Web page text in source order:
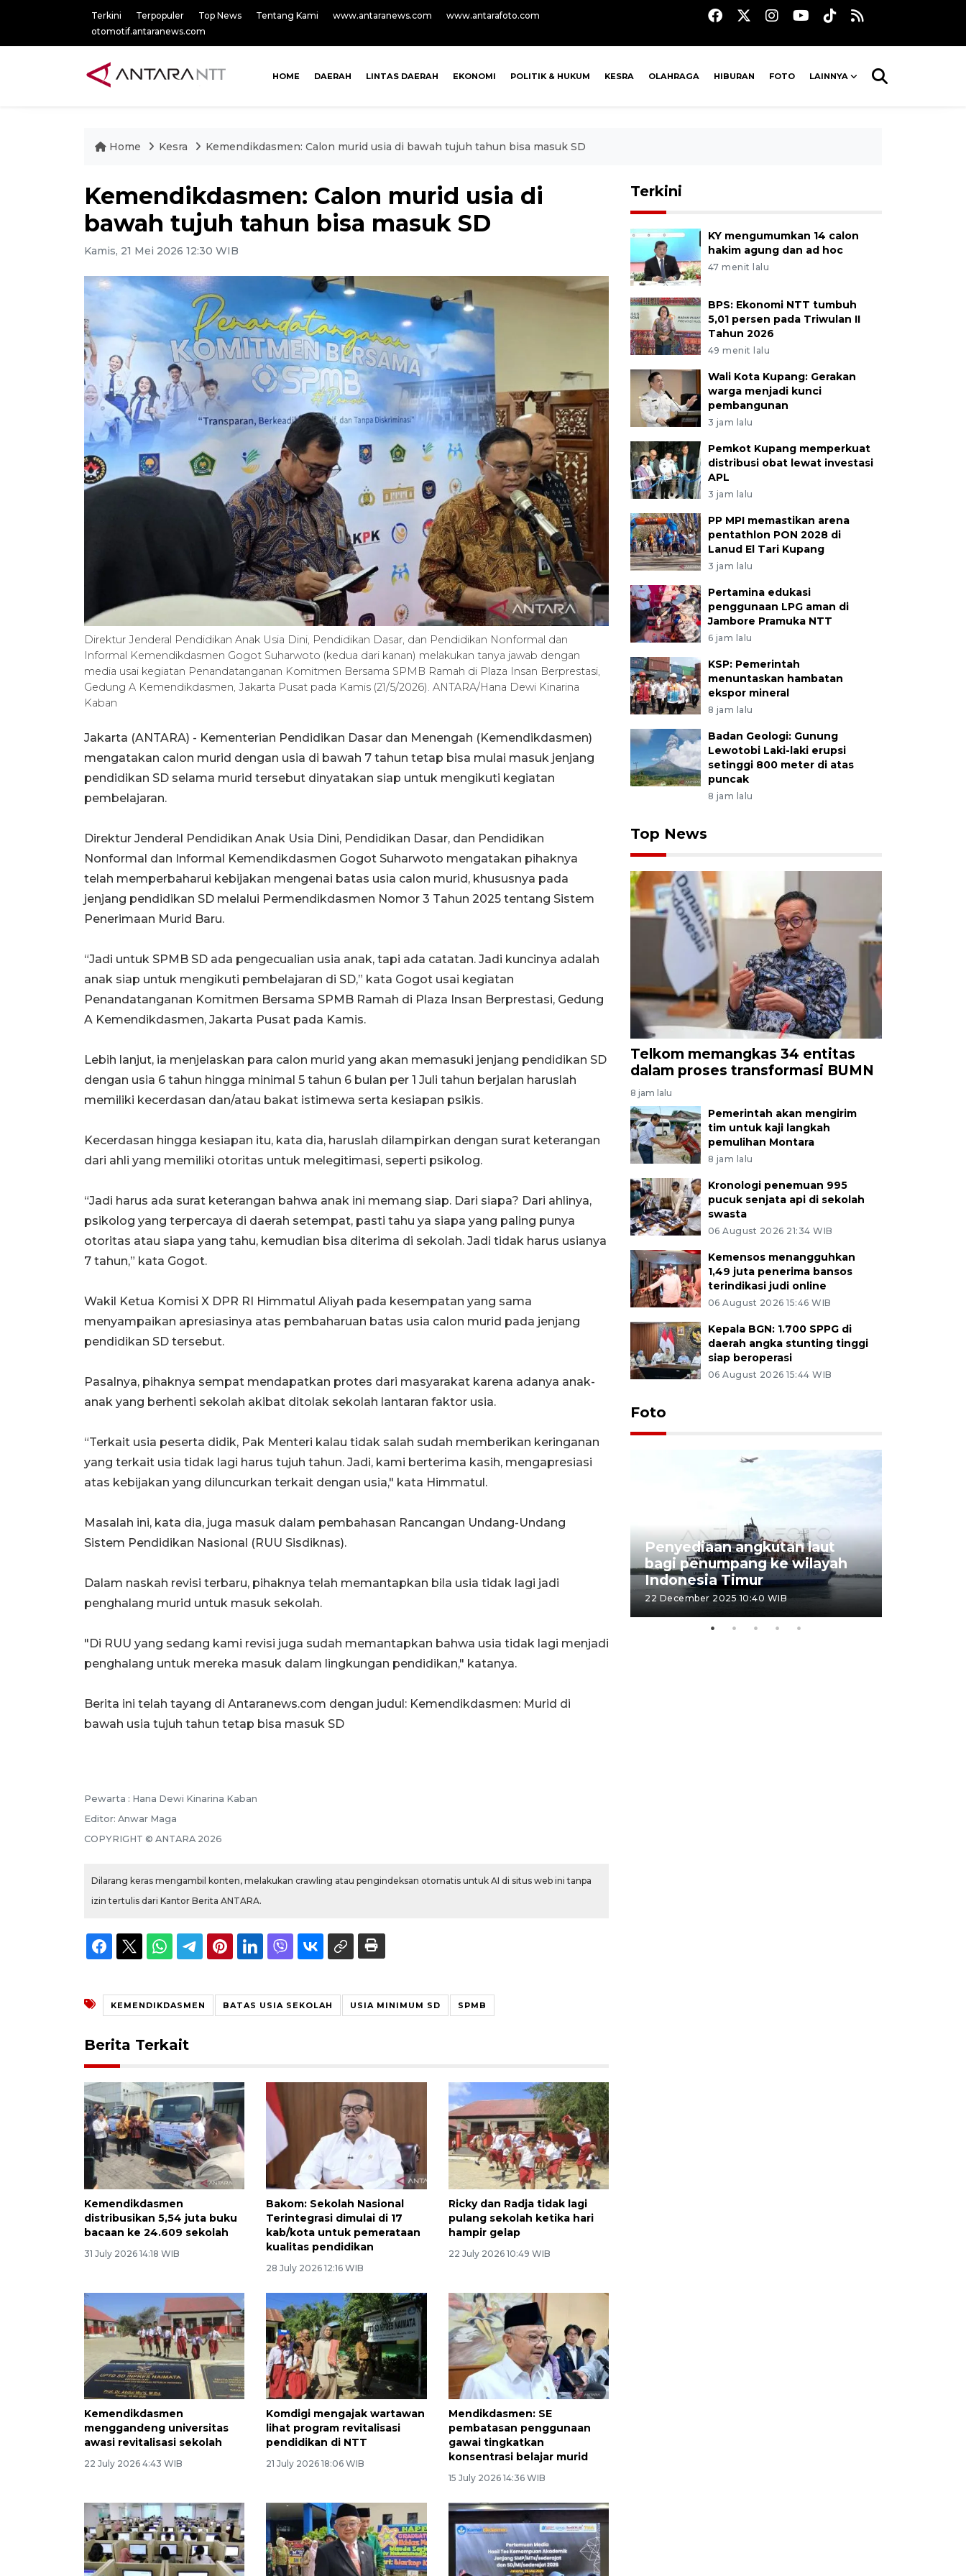
Terkini Terpopuler Top News Tentang Kami www.antaranews.com
www.antarafoto.com
otomotif.antaranews.com
HOME DAERAH LINTAS DAERAH EKONOMI POLITIK & HUKUM KESRA OLAHRAGA HIBURAN FOTO LAINNYA
Home Kesra Kemendikdasmen: Calon murid usia di bawah tujuh tahun bisa masuk SD
Kemendikdasmen: Calon murid usia di
bawah tujuh tahun bisa masuk SD
Kamis, 21 Mei 2026 12:30 WIB
Direktur Jenderal Pendidikan Anak Usia Dini, Pendidikan Dasar, dan Pendidikan Nonformal dan
Informal Kemendikdasmen Gogot Suharwoto (kedua dari kanan) melakukan tanya jawab dengan
media usai kegiatan Penandatanganan Komitmen Bersama SPMB Ramah di Plaza Insan Berprestasi,
Gedung A Kemendikdasmen, Jakarta Pusat pada Kamis (21/5/2026). ANTARA/Hana Dewi Kinarina
Kaban
Jakarta (ANTARA) - Kementerian Pendidikan Dasar dan Menengah (Kemendikdasmen)
mengatakan calon murid dengan usia di bawah 7 tahun tetap bisa mulai masuk jenjang
pendidikan SD selama murid tersebut dinyatakan siap untuk mengikuti kegiatan
pembelajaran.
Direktur Jenderal Pendidikan Anak Usia Dini, Pendidikan Dasar, dan Pendidikan
Nonformal dan Informal Kemendikdasmen Gogot Suharwoto mengatakan pihaknya
telah memperbaharui kebijakan mengenai batas usia calon murid, khususnya pada
jenjang pendidikan SD melalui Permendikdasmen Nomor 3 Tahun 2025 tentang Sistem
Penerimaan Murid Baru.
“Jadi untuk SPMB SD ada pengecualian usia anak, tapi ada catatan. Jadi kuncinya adalah
anak siap untuk mengikuti pembelajaran di SD,” kata Gogot usai kegiatan
Penandatanganan Komitmen Bersama SPMB Ramah di Plaza Insan Berprestasi, Gedung
A Kemendikdasmen, Jakarta Pusat pada Kamis.
Lebih lanjut, ia menjelaskan para calon murid yang akan memasuki jenjang pendidikan SD
dengan usia 6 tahun hingga minimal 5 tahun 6 bulan per 1 Juli tahun berjalan haruslah
memiliki kecerdasan dan/atau bakat istimewa serta kesiapan psikis.
Kecerdasan hingga kesiapan itu, kata dia, haruslah dilampirkan dengan surat keterangan
dari ahli yang memiliki otoritas untuk melegitimasi, seperti psikolog.
“Jadi harus ada surat keterangan bahwa anak ini memang siap. Dari siapa? Dari ahlinya,
psikolog yang terpercaya di daerah setempat, pasti tahu ya siapa yang paling punya
otoritas atau siapa yang tahu, kemudian bisa diterima di sekolah. Jadi tidak harus usianya
7 tahun,” kata Gogot.
Wakil Ketua Komisi X DPR RI Himmatul Aliyah pada kesempatan yang sama
menyampaikan apresiasinya atas pembaharuan batas usia calon murid pada jenjang
pendidikan SD tersebut.
Pasalnya, pihaknya sempat mendapatkan protes dari masyarakat karena adanya anak-
anak yang berhenti sekolah akibat ditolak sekolah lantaran faktor usia.
“Terkait usia peserta didik, Pak Menteri kalau tidak salah sudah memberikan keringanan
yang terkait usia tidak lagi harus tujuh tahun. Jadi, kami berterima kasih, mengapresiasi
atas kebijakan yang diluncurkan terkait dengan usia," kata Himmatul.
Masalah ini, kata dia, juga masuk dalam pembahasan Rancangan Undang-Undang
Sistem Pendidikan Nasional (RUU Sisdiknas).
Dalam naskah revisi terbaru, pihaknya telah memantapkan bila usia tidak lagi jadi
penghalang murid untuk masuk sekolah.
"Di RUU yang sedang kami revisi juga sudah memantapkan bahwa usia tidak lagi menjadi
penghalang untuk mereka masuk dalam lingkungan pendidikan," katanya.
Berita ini telah tayang di Antaranews.com dengan judul: Kemendikdasmen: Murid di
bawah usia tujuh tahun tetap bisa masuk SD
Pewarta : Hana Dewi Kinarina Kaban
Editor: Anwar Maga
COPYRIGHT © ANTARA 2026
Dilarang keras mengambil konten, melakukan crawling atau pengindeksan otomatis untuk AI di situs web ini tanpa
izin tertulis dari Kantor Berita ANTARA.
KEMENDIKDASMEN BATAS USIA SEKOLAH USIA MINIMUM SD SPMB
Berita Terkait
Kemendikdasmen
distribusikan 5,54 juta buku
bacaan ke 24.609 sekolah
31 July 2026 14:18 WIB
Bakom: Sekolah Nasional
Terintegrasi dimulai di 17
kab/kota untuk pemerataan
kualitas pendidikan
28 July 2026 12:16 WIB
Ricky dan Radja tidak lagi
pulang sekolah ketika hari
hampir gelap
22 July 2026 10:49 WIB
Kemendikdasmen
menggandeng universitas
awasi revitalisasi sekolah
22 July 2026 4:43 WIB
Komdigi mengajak wartawan
lihat program revitalisasi
pendidikan di NTT
21 July 2026 18:06 WIB
Mendikdasmen: SE
pembatasan penggunaan
gawai tingkatkan
konsentrasi belajar murid
15 July 2026 14:36 WIB
Terkini
KY mengumumkan 14 calon
hakim agung dan ad hoc
47 menit lalu
BPS: Ekonomi NTT tumbuh
5,01 persen pada Triwulan II
Tahun 2026
49 menit lalu
Wali Kota Kupang: Gerakan
warga menjadi kunci
pembangunan
3 jam lalu
Pemkot Kupang memperkuat
distribusi obat lewat investasi
APL
3 jam lalu
PP MPI memastikan arena
pentathlon PON 2028 di
Lanud El Tari Kupang
3 jam lalu
Pertamina edukasi
penggunaan LPG aman di
Jambore Pramuka NTT
6 jam lalu
KSP: Pemerintah
menuntaskan hambatan
ekspor mineral
8 jam lalu
Badan Geologi: Gunung
Lewotobi Laki-laki erupsi
setinggi 800 meter di atas
puncak
8 jam lalu
Top News
Telkom memangkas 34 entitas
dalam proses transformasi BUMN
8 jam lalu
Pemerintah akan mengirim
tim untuk kaji langkah
pemulihan Montara
8 jam lalu
Kronologi penemuan 995
pucuk senjata api di sekolah
swasta
06 August 2026 21:34 WIB
Kemensos menangguhkan
1,49 juta penerima bansos
terindikasi judi online
06 August 2026 15:46 WIB
Kepala BGN: 1.700 SPPG di
daerah angka stunting tinggi
siap beroperasi
06 August 2026 15:44 WIB
Foto
Kelapa Tinggi
Penyediaan angkutan laut
bagi penumpang ke wilayah
Indonesia Timur
22 December 2025 10:40 WIB